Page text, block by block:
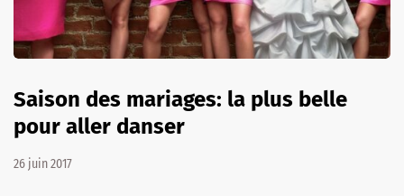
Saison des mariages: la plus belle
pour aller danser
26 juin 2017